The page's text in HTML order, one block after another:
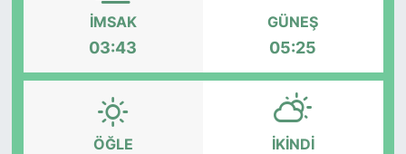
İMSAK
03:43
GÜNEŞ
05:25
ÖĞLE İKINDI
SAĞLIK
SARIYER HABERLERİ
SARIYER İMAR BARIŞI
SEKTÖR